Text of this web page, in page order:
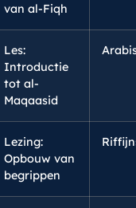
van al-Fiqh
Les:
Introductie
tot al-
Maqaasid
Lezing:
Opbouw van
begrippen